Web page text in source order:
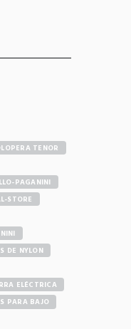
TENOR
PAGANINI
STORE
DE NYLON
ELÉCTRICA
PARA BAJO